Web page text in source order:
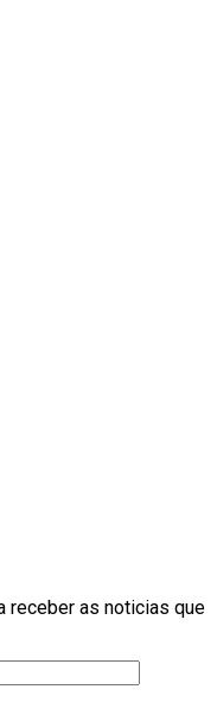
receber as noticias que